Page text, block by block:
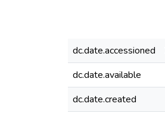
dc.date.accessioned
dc.date.available
dc.date.created